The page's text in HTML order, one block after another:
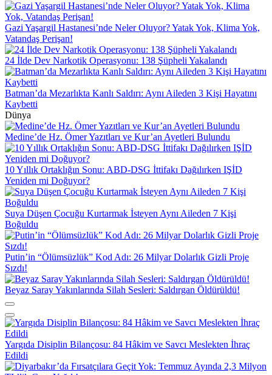
Gazi Yaşargil Hastanesi’nde Neler Oluyor? Yatak Yok, Klima Yok,
Vatandaş Perişan!
24 İlde Dev Narkotik Operasyonu: 138 Şüpheli Yakalandı
Batman’da Mezarlıkta Kanlı Saldırı: Aynı Aileden 3 Kişi Hayatını
Kaybetti
Dünya
Medine’de Hz. Ömer Yazıtları ve Kur’an Ayetleri Bulundu
10 Yıllık Ortaklığın Sonu: ABD-DSG İttifakı Dağılırken IŞİD
Yeniden mi Doğuyor?
Suya Düşen Çocuğu Kurtarmak İsteyen Aynı Aileden 7 Kişi
Boğuldu
Putin’in “Ölümsüzlük” Kod Adı: 26 Milyar Dolarlık Gizli Proje
Sızdı!
Beyaz Saray Yakınlarında Silah Sesleri: Saldırgan Öldürüldü!
Yargıda Disiplin Bilançosu: 84 Hâkim ve Savcı Meslekten İhraç
Edildi